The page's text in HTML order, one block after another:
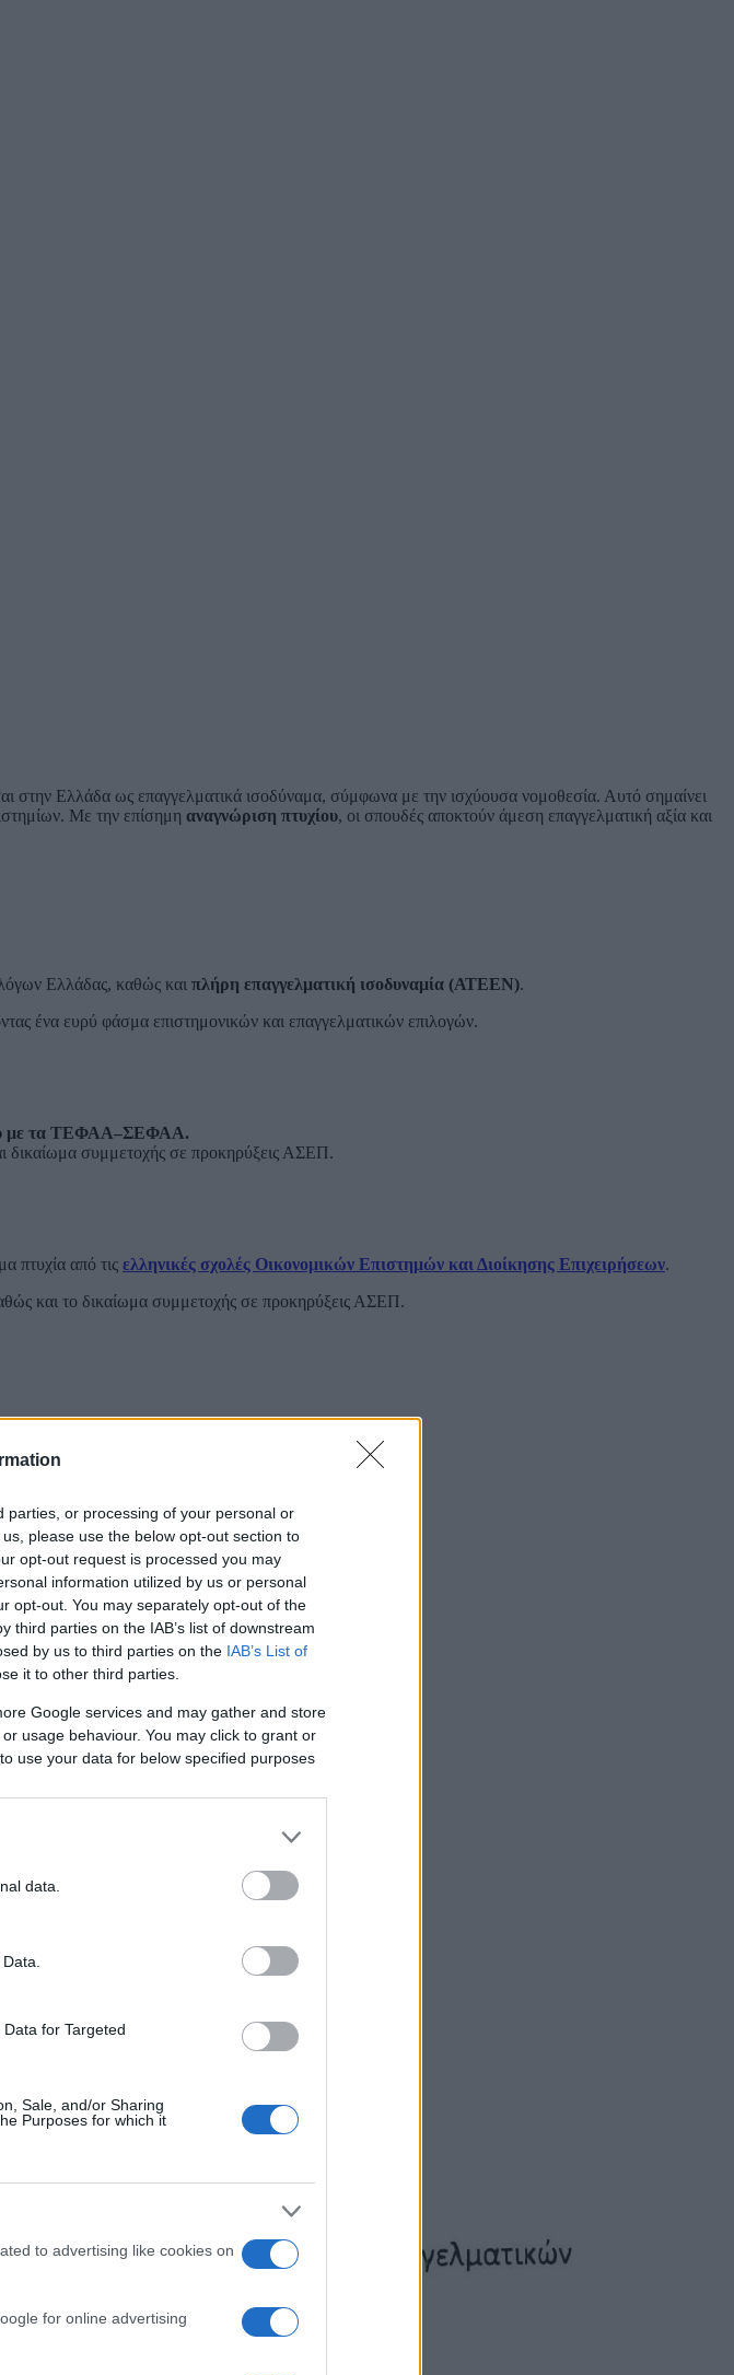
parties, or processing of your personal or
please use the below opt-out section to
opt-out request is processed you may
information utilized by us or personal
opt-out. You may separately opt-out of the
third parties on the IAB’s list of downstream
by us to third parties on the IAB’s List of
it to other third parties.
Google services and may gather and store
usage behaviour. You may click to grant or
use your data for below specified purposes
data.
for Targeted
Sale, and/or Sharing
Purposes for which it
to advertising like cookies on
for online advertising
στην Ελλάδα ως επαγγελματικά ισοδύναμα, σύμφωνα με την ισχύουσα νομοθεσία. Αυτό σημαίνει
Με την επίσημη αναγνώριση πτυχίου, οι σπουδές αποκτούν άμεση επαγγελματική αξία και
Ελλάδας, καθώς και πλήρη επαγγελματική ισοδυναμία (ΑΤΕΕΝ).
ένα ευρύ φάσμα επιστημονικών και επαγγελματικών επιλογών.
με τα ΤΕΦΑΑ–ΣΕΦΑΑ.
δικαίωμα συμμετοχής σε προκηρύξεις ΑΣΕΠ.
πτυχία από τις ελληνικές σχολές Οικονομικών Επιστημών και Διοίκησης Επιχειρήσεων.
και το δικαίωμα συμμετοχής σε προκηρύξεις ΑΣΕΠ.